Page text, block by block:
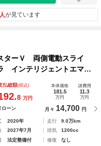
が見ています
ーＶ 両側電動スライ
インテリジェントエマー
ト 禁煙車 ドラレコ コ
ートキー ＬＥＤヘッ
払総額(税込)
8 万円
本体価格
181.5
万円
諸費用
11.3
万円
ローン 月々 14,700 円
2020年 走行
9.0万km
2027年7月 排気
1200cc
法定整備付 修復
なし